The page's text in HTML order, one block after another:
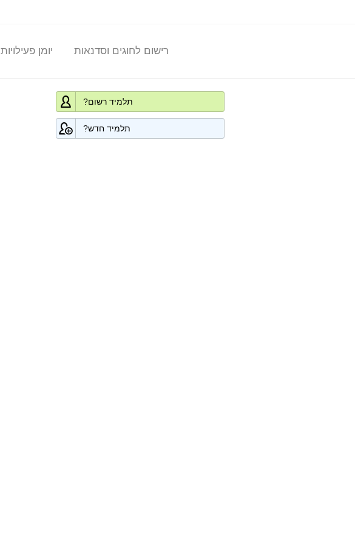
יומן פעילויות רישום לחוגים וסדנאות
תלמיד רשום?
תלמיד חדש?